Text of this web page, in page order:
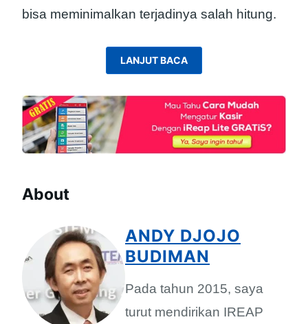
bisa meminimalkan terjadinya salah hitung.
LANJUT BACA
About
ANDY DJOJO
BUDIMAN
Pada tahun 2015, saya
turut mendirikan IREAP